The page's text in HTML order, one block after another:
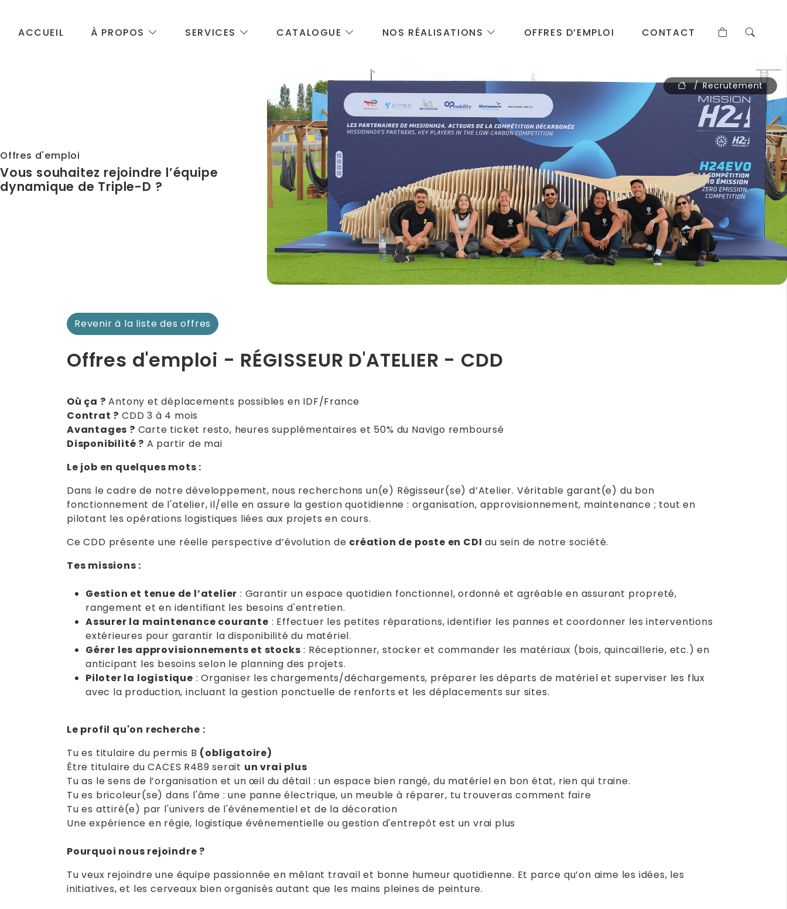
ACCUEIL À PROPOS SERVICES CATALOGUE NOS RÉALISATIONS OFFRES D’EMPLOI CONTACT
Offres d'emploi
Vous souhaitez rejoindre l’équipe
dynamique de Triple-D ?
Recrutement
Revenir à la liste des offres
Offres d'emploi - RÉGISSEUR D'ATELIER - CDD
Où ça ? Antony et déplacements possibles en IDF/France
Contrat ? CDD 3 à 4 mois
Avantages ? Carte ticket resto, heures supplémentaires et 50% du Navigo remboursé
Disponibilité ? A partir de mai
Le job en quelques mots :
Dans le cadre de notre développement, nous recherchons un(e) Régisseur(se) d’Atelier. Véritable garant(e) du bon
fonctionnement de l'atelier, il/elle en assure la gestion quotidienne : organisation, approvisionnement, maintenance ; tout en
pilotant les opérations logistiques liées aux projets en cours.
Ce CDD présente une réelle perspective d’évolution de création de poste en CDI au sein de notre société.
Tes missions :
Gestion et tenue de l’atelier : Garantir un espace quotidien fonctionnel, ordonné et agréable en assurant propreté,
rangement et en identifiant les besoins d'entretien.
Assurer la maintenance courante : Effectuer les petites réparations, identifier les pannes et coordonner les interventions
extérieures pour garantir la disponibilité du matériel.
Gérer les approvisionnements et stocks : Réceptionner, stocker et commander les matériaux (bois, quincaillerie, etc.) en
anticipant les besoins selon le planning des projets.
Piloter la logistique : Organiser les chargements/déchargements, préparer les départs de matériel et superviser les flux
avec la production, incluant la gestion ponctuelle de renforts et les déplacements sur sites.
Le profil qu'on recherche :
Tu es titulaire du permis B (obligatoire)
Être titulaire du CACES R489 serait un vrai plus
Tu as le sens de l’organisation et un œil du détail : un espace bien rangé, du matériel en bon état, rien qui traine.
Tu es bricoleur(se) dans l'âme : une panne électrique, un meuble à réparer, tu trouveras comment faire
Tu es attiré(e) par l'univers de l'événementiel et de la décoration
Une expérience en régie, logistique événementielle ou gestion d'entrepôt est un vrai plus
Pourquoi nous rejoindre ?
Tu veux rejoindre une équipe passionnée en mêlant travail et bonne humeur quotidienne. Et parce qu’on aime les idées, les
initiatives, et les cerveaux bien organisés autant que les mains pleines de peinture.